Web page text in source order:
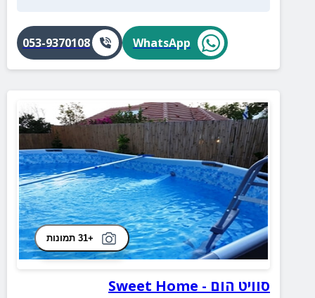
WhatsApp
053-9370108
+31 תמונות
סוויט הום - Sweet Home